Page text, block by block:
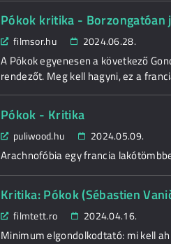
Pókok kritika -
filmsor.hu 2024.06.28.
A Pókok egyenesen a következő
rendezőt. Meg kell hagyni, ez a
Pókok - Kritika
puliwood.hu 2024.05.09.
Arachnofóbia egy francia
Kritika: Pókok (Sébastien
filmtett.ro 2024.04.16.
Minimum elgondolkodtató: mi kell